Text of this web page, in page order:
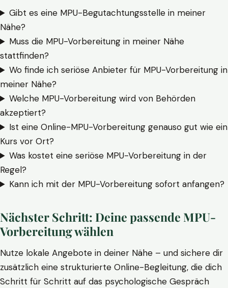
Gibt es eine MPU-Begutachtungsstelle in meiner
Nähe?
Muss die MPU-Vorbereitung in meiner Nähe
stattfinden?
Wo finde ich seriöse Anbieter für MPU-Vorbereitung in
meiner Nähe?
Welche MPU-Vorbereitung wird von Behörden
akzeptiert?
Ist eine Online-MPU-Vorbereitung genauso gut wie ein
Kurs vor Ort?
Was kostet eine seriöse MPU-Vorbereitung in der
Regel?
Kann ich mit der MPU-Vorbereitung sofort anfangen?
Nächster Schritt: Deine passende MPU-
Vorbereitung wählen
Nutze lokale Angebote in deiner Nähe – und sichere dir
zusätzlich eine strukturierte Online-Begleitung, die dich
Schritt für Schritt auf das psychologische Gespräch